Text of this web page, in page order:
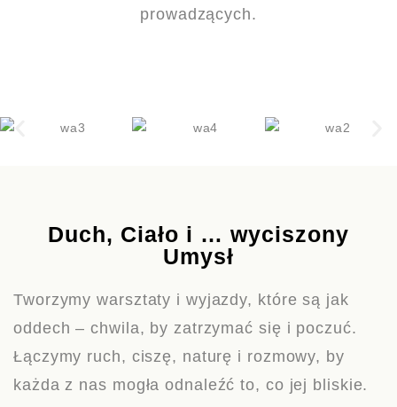
prowadzących.
Duch, Ciało i … wyciszony
Umysł
Tworzymy warsztaty i wyjazdy, które są jak
oddech – chwila, by zatrzymać się i poczuć.
Łączymy ruch, ciszę, naturę i rozmowy, by
każda z nas mogła odnaleźć to, co jej bliskie.